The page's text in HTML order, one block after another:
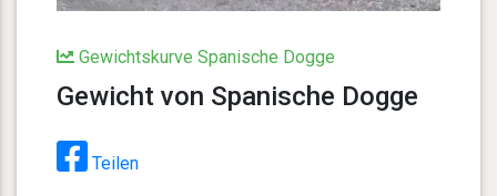
Gewichtskurve Spanische Dogge
Gewicht von Spanische Dogge
Teilen